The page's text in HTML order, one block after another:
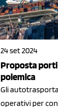
24 set 2024
Proposta porti
polemica
Gli
operativi per